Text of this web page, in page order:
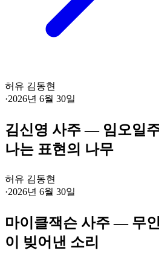
허유 김동현
·2026년 6월 30일
김신영 사주 — 임오일
나는 표현의 나무
허유 김동현
·2026년 6월 30일
마이클잭슨 사주 — 무
이 빚어낸 소리